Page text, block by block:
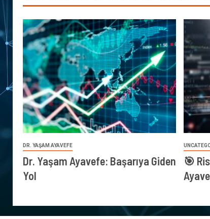
DR. YAŞAM AYAVEFE
Dr. Yaşam Ayavefe: Başarıya Giden
Yol
🎯